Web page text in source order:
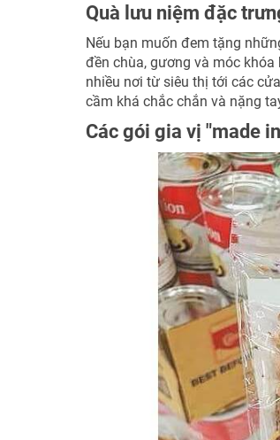
Quà lưu niệm đặc
Nếu bạn muốn đem tặng
đền chùa, gương và móc
nhiều nơi từ siêu thị tới các
cầm khá chắc chắn và nặng
Các gói gia vị "made